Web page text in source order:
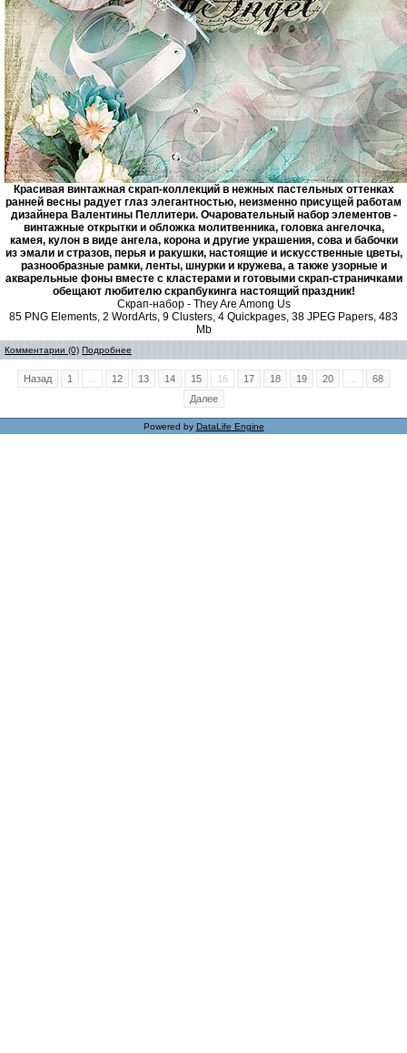
Красивая винтажная скрап-коллекций в нежных пастельных оттенках
ранней весны радует глаз элегантностью, неизменно присущей работам
дизайнера Валентины Пеллитери. Очаровательный набор элементов -
винтажные открытки и обложка молитвенника, головка ангелочка,
камея, кулон в виде ангела, корона и другие украшения, сова и бабочки
из эмали и стразов, перья и ракушки, настоящие и искусственные цветы,
разнообразные рамки, ленты, шнурки и кружева, а также узорные и
акварельные фоны вместе с кластерами и готовыми скрап-страничками
обещают любителю скрапбукинга настоящий праздник!
Скрап-набор - They Are Among Us
85 PNG Elements, 2 WordArts, 9 Clusters, 4 Quickpages, 38 JPEG Papers, 483
Mb
Комментарии (0) Подробнее
Назад 1 12 13 14 15 16 17 18 19 20
68
Далее
Powered by DataLife Engine